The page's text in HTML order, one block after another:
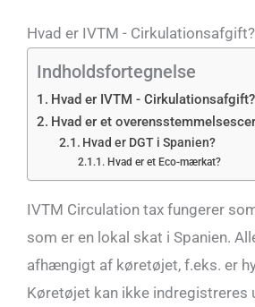
Hvad er IVTM - Cirkulationsafgift?
Indholdsfortegnelse
Hvad er IVTM - Cirkulationsafgift?
Hvad er et
Hvad er DGT i Spanien?
Hvad er et Eco-mærkat?
IVTM Circulation tax fungerer
som er en lokal skat i Spanien.
afhængigt af køretøjet, f.eks. er
Køretøjet kan ikke